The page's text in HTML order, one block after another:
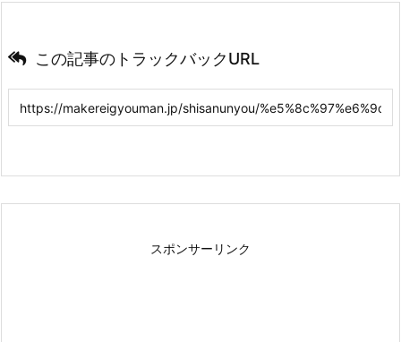
この記事のトラックバックURL
スポンサーリンク